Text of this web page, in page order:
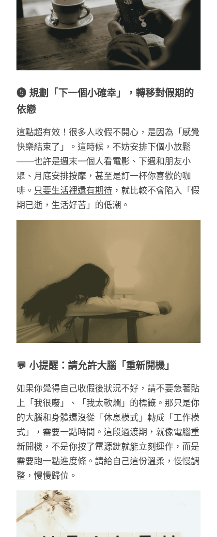
❺ 規劃「下一個小確幸」，轉移對假期的
依戀
這點超有效！很多人收假不開心，是因為「感覺
快樂結束了」。這時候，不妨安排下個小放鬆
——也許是週末一個人看電影、下週和朋友小
聚、月底安排按摩，甚至是訂一杯你喜歡的咖
啡。 只要生活裡還有期待 ，就比較不會陷入「假
期已逝，生活好苦」的低潮。
💬 小提醒：請允許大腦「重新開機」
如果你覺得自己收假後狀況不好，請不要急著貼
上「我很廢」、「我太軟爛」的標籤。那只是你
的大腦和身體還沒從「休息模式」轉成「工作模
式」，需要一點時間。這段過渡期，就像電腦重
新開機，不是你按了電源鍵就能立刻運作，而是
需要跑一點進度條。請給自己這份溫柔，慢慢調
整，慢慢歸位。